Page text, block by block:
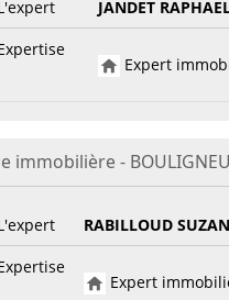
JANDET
Expert
immobilière -
RABILLOUD
Expert